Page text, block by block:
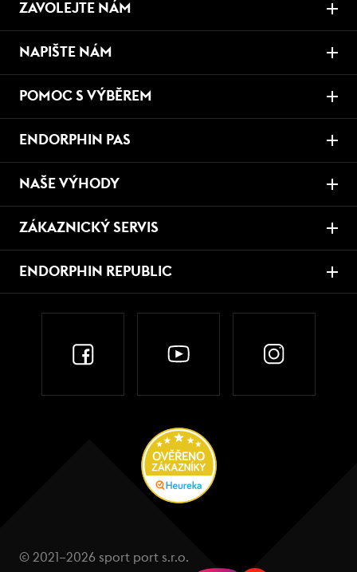
ZAVOLEJTE NÁM
NAPIŠTE NÁM
POMOC S VÝBĚREM
ENDORPHIN PAS
NAŠE VÝHODY
ZÁKAZNICKÝ SERVIS
ENDORPHIN REPUBLIC
© 2021–2026 sport port s.r.o.